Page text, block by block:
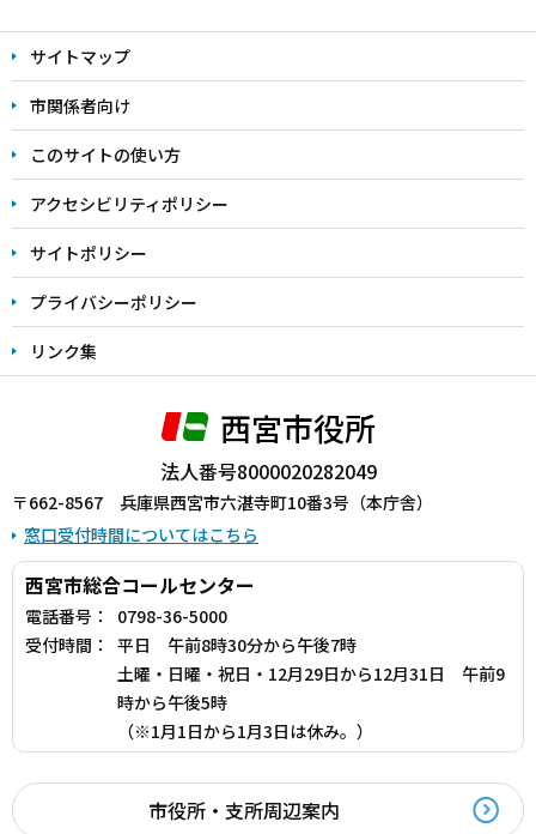
文
こ
こ
ま
で
サイトマップ
市関係者向け
このサイトの使い方
アクセシビリティポリシー
サイトポリシー
プライバシーポリシー
リンク集
西宮市役所
法人番号8000020282049
〒662-8567 兵庫県西宮市六湛寺町10番3号（本庁舎）
窓口受付時間についてはこちら
西宮市総合コールセンター
電話番号：
0798-36-5000
受付時間：
平日 午前8時30分から午後7時
土曜・日曜・祝日・12月29日から12月31日 午前9
時から午後5時
（※1月1日から1月3日は休み。）
市役所・支所周辺案内